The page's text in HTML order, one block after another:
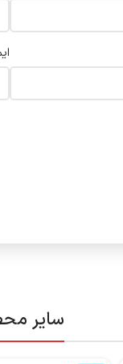
سایر